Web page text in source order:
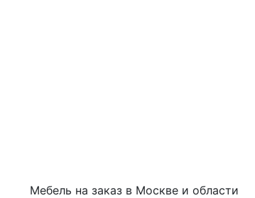
Мебель на заказ в Москве и области